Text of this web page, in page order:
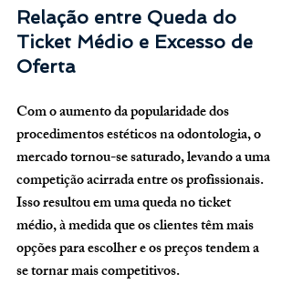
Relação entre Queda do
Ticket Médio e Excesso de
Oferta
Com o aumento da popularidade dos
procedimentos estéticos na odontologia, o
mercado tornou-se saturado, levando a uma
competição acirrada entre os profissionais.
Isso resultou em uma queda no ticket
médio, à medida que os clientes têm mais
opções para escolher e os preços tendem a
se tornar mais competitivos.